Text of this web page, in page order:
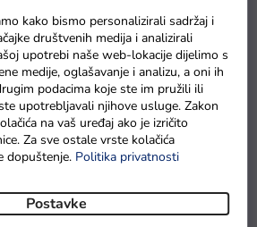
kako bismo personalizirali sadržaj i
društvenih medija i analizirali
upotrebi naše web-lokacije dijelimo s
medije, oglašavanje i analizu, a oni ih
podacima koje ste im pružili ili
upotrebljavali njihove usluge. Zakon
na vaš uređaj ako je izričito
Za sve ostale vrste kolačića
dopuštenje. Politika privatnosti
Postavke
magnetna šipka i ribice